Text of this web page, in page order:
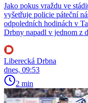
Jako pokus vraždu ve
vyšetřuje policie páteční
odpoledních hodinách v
Drbny napadl v jednom z
Liberecká Drbna
dnes, 09:53
2 min